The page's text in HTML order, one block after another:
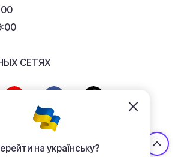
на українську?
СЕТЯХ
публичной оферты